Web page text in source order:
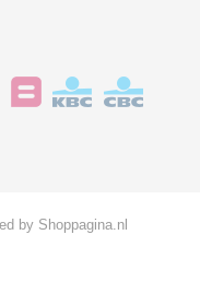
by Shoppagina.nl